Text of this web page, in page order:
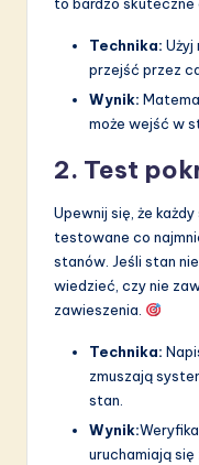
Technika: Użyj
przejść przez
Wynik:
może wejść w
2. Test
Upewnij się, że
testowane co
stanów. Jeśli stan
wiedzieć, czy nie
zawieszenia.
Technika:
zmuszają
stan.
Wynik:
uruchamiają się